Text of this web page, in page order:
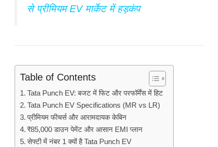
से प्रीमियम EV मार्केट में हड़कंप
Table of Contents
Tata Punch EV: बजट में फिट और परफॉर्मेंस में हिट
Tata Punch EV Specifications (MR vs LR)
प्रीमियम फीचर्स और आरामदायक केबिन
₹85,000 डाउन पेमेंट और आसान EMI प्लान
सेफ्टी में नंबर 1 क्यों है Tata Punch EV